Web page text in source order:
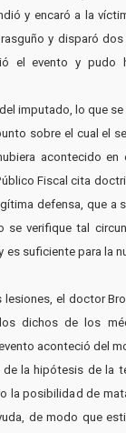
y encaró a la
y disparó dos
el evento y pudo
imputado, lo que
sobre el cual el
acontecido en
Fiscal cita
defensa, que a
se verifique tal
es suficiente para la
el doctor
dichos de los
aconteció del
de la hipótesis de la
la posibilidad de
de modo que